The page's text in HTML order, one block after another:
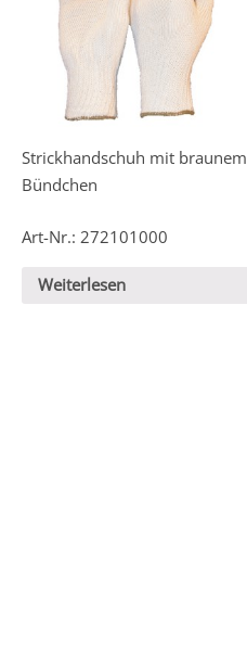
Strickhandschuh mit braunem
Bündchen
Art-Nr.: 272101000
Weiterlesen